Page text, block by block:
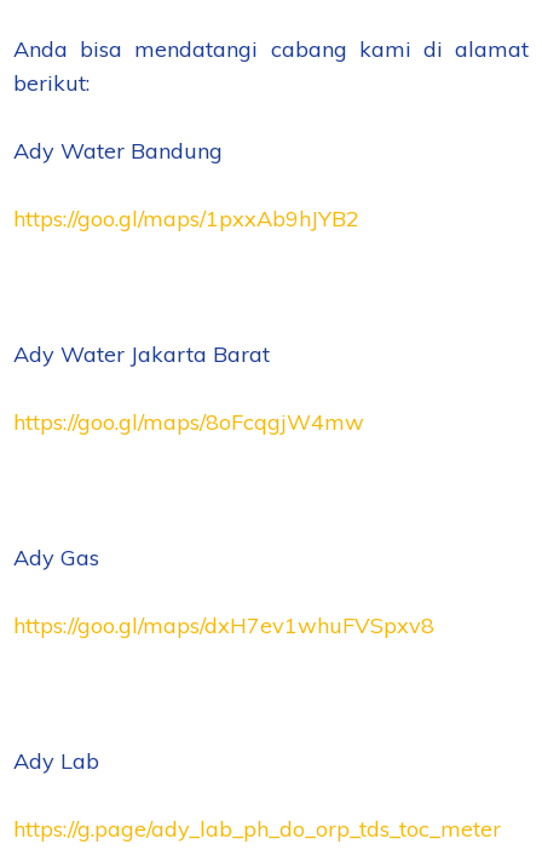
Anda bisa mendatangi cabang kami di alamat
berikut:
Ady Water Bandung
https://goo.gl/maps/1pxxAb9hJYB2
Ady Water Jakarta Barat
https://goo.gl/maps/8oFcqgjW4mw
Ady Gas
https://goo.gl/maps/dxH7ev1whuFVSpxv8
Ady Lab
https://g.page/ady_lab_ph_do_orp_tds_toc_meter